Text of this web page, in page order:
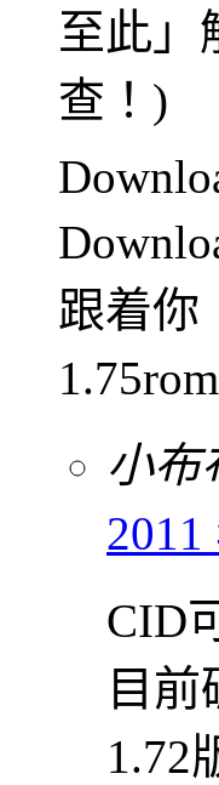
至此」
查！)
跟着你
小布
2011
CID
目
1.72